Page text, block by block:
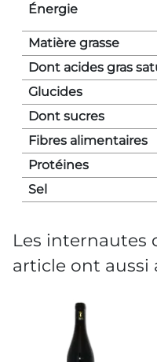
Énergie
Matière grasse
Dont acides gras
Glucides
Dont sucres
Fibres alimentaires
Protéines
Sel
Les internautes
article ont aussi